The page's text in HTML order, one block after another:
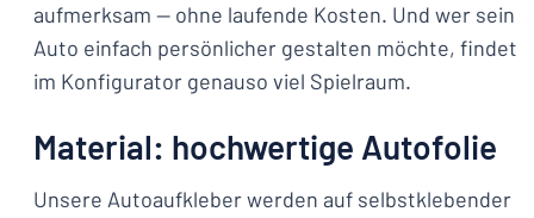
aufmerksam — ohne laufende Kosten. Und wer sein
Auto einfach persönlicher gestalten möchte, findet
im Konfigurator genauso viel Spielraum.
Material: hochwertige Autofolie
Unsere Autoaufkleber werden auf selbstklebender